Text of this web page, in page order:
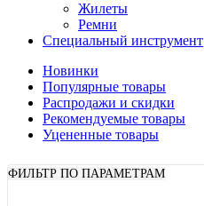
Жилеты
Ремни
Специальный инструмент
Новинки
Популярные товары
Распродажи и скидки
Рекомендуемые товары
Уцененные товары
ФИЛЬТР ПО ПАРАМЕТРАМ